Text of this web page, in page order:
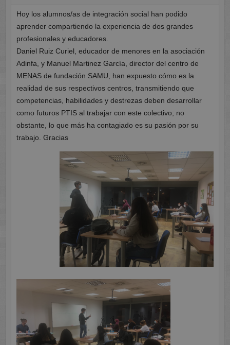
Hoy los alumnos/as de integración social han podido
aprender compartiendo la experiencia de dos grandes
profesionales y educadores.
Daniel Ruiz Curiel, educador de menores en la asociación
Adinfa, y Manuel Martinez García, director del centro de
MENAS de fundación SAMU, han expuesto cómo es la
realidad de sus respectivos centros, transmitiendo que
competencias, habilidades y destrezas deben desarrollar
como futuros PTIS al trabajar con este colectivo; no
obstante, lo que más ha contagiado es su pasión por su
trabajo. Gracias